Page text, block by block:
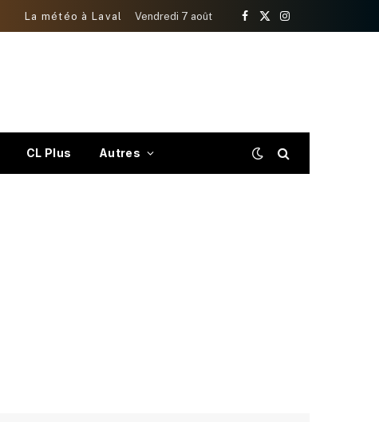
La météo à Laval Vendredi 7 août
Facebook
X
Instagram
CL Plus Autres